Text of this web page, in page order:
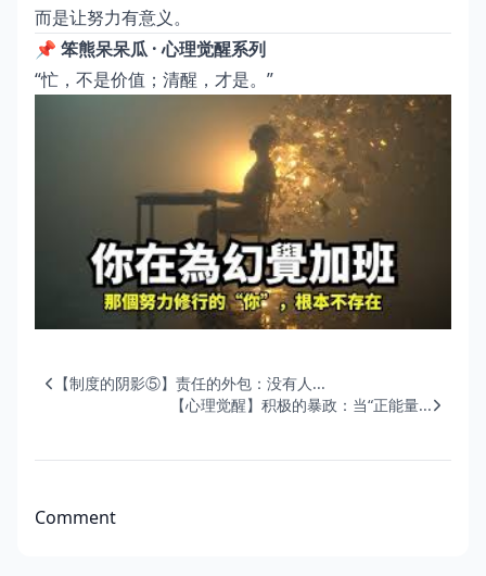
而是让努力有意义。
📌 笨熊呆呆瓜 · 心理觉醒系列
“忙，不是价值；清醒，才是。”
【制度的阴影⑤】责任的外包：没有人...
【心理觉醒】积极的暴政：当“正能量...
Comment